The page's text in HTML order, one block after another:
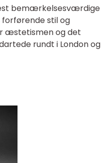
bemærkelsesværdige
forførende stil og
æstetismen og det
rundt i London og